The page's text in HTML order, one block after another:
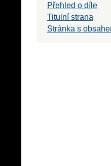
Přehled o díle
Titulní strana
Stránka s